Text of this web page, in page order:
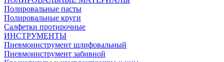
Полировальные пасты
Полировальные круги
Салфетки протирочные
ИНСТРУМЕНТЫ
Пневмоинструмент шлифовальный
Пневмоинструмент забивной